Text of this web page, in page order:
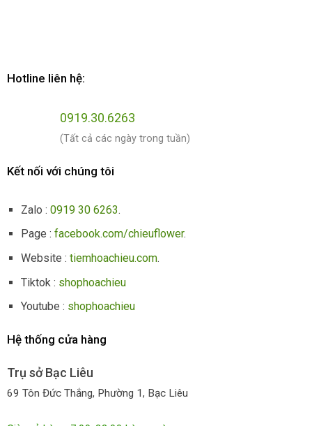
Hotline liên hệ:
0919.30.6263
(Tất cả các ngày trong tuần)
Kết nối với chúng tôi
Zalo :0919 30 6263.
Page :facebook.com/chieuflower.
Website :tiemhoachieu.com.
Tiktok : shophoachieu
Youtube : shophoachieu
Hệ thống cửa hàng
Trụ sở Bạc Liêu
69 Tôn Đức Thắng, Phường 1, Bạc Liêu